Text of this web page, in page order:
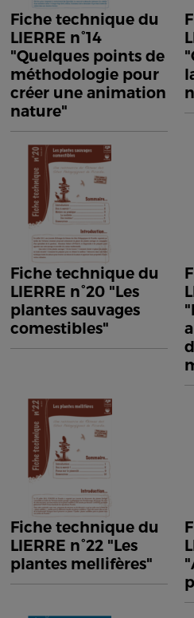
Fiche technique du
LIERRE n°14
"Quelques points de
méthodologie pour
créer une animation
nature"
Fiche technique du
LIERRE n°20 "Les
plantes sauvages
comestibles"
Fiche technique du
LIERRE n°22 "Les
plantes mellifères"